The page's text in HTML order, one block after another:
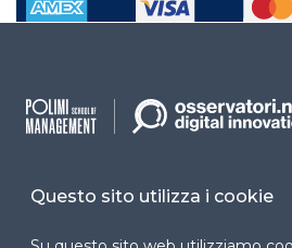
Questo sito utilizza i cookie